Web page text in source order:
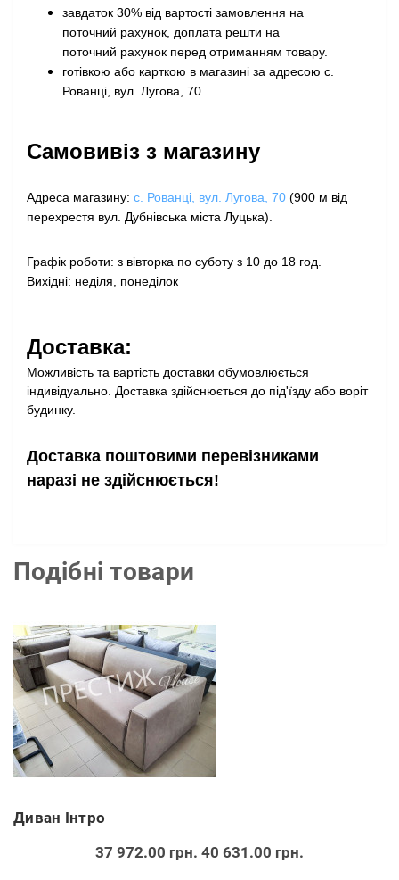
завдаток 30% від вартості замовлення на
поточний рахунок, доплата решти на
поточний рахунок перед отриманням товару.
готівкою або карткою в магазині за адресою с.
Рованці, вул. Лугова, 70
Самовивіз з магазину
Адреса магазину: с. Рованці, вул. Лугова, 70 (900 м від
перехрестя вул. Дубнівська міста Луцька).
Графік роботи: з вівторка по суботу з 10 до 18 год.
Вихідні: неділя, понеділок
Доставка:
Можливість та вартість доставки обумовлюється
індивідуально. Доставка здійснюється до під'їзду або воріт
будинку.
Доставка поштовими перевізниками
наразі не здійснюється!
Подібні товари
Диван Інтро
37 972.00 грн. 40 631.00 грн.